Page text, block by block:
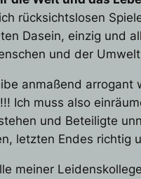
rücksichtslosen
Dasein, einzig und
und der
anmaßend
Ich muss also
und Beteiligte
letzten Endes
meiner